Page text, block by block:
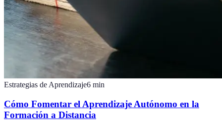
Estrategias de Aprendizaje6 min
Cómo Fomentar el Aprendizaje Autónomo en la
Formación a Distancia